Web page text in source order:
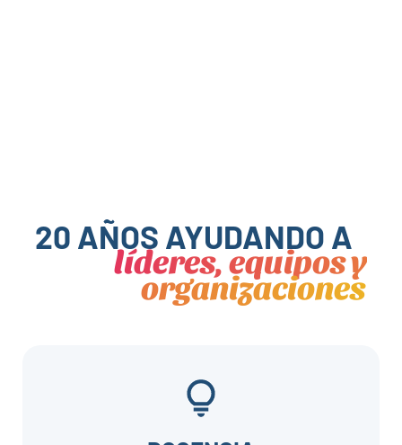
20 AÑOS AYUDANDO A
líderes, equipos y
organizaciones